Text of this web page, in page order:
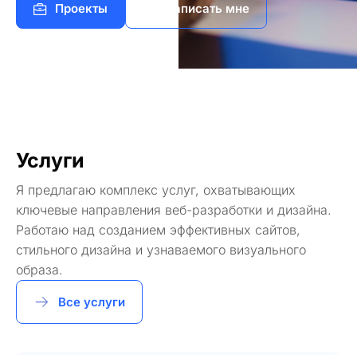
Проекты Написать мне
Услуги
Я предлагаю комплекс услуг, охватывающих
ключевые направления веб-разработки и дизайна.
Работаю над созданием эффективных сайтов,
стильного дизайна и узнаваемого визуального
образа.
Все услуги